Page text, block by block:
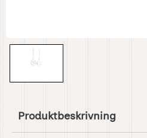
Produktbeskrivning